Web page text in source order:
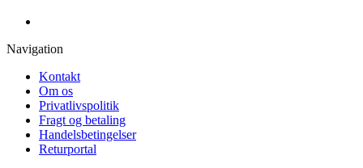
Navigation
Kontakt
Om os
Privatlivspolitik
Fragt og betaling
Handelsbetingelser
Returportal